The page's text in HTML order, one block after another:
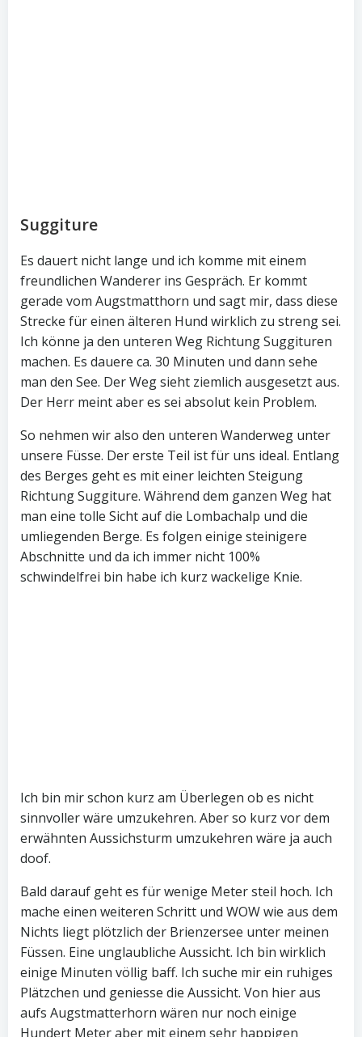
Suggiture
Es dauert nicht lange und ich komme mit einem
freundlichen Wanderer ins Gespräch. Er kommt
gerade vom Augstmatthorn und sagt mir, dass diese
Strecke für einen älteren Hund wirklich zu streng sei.
Ich könne ja den unteren Weg Richtung Suggituren
machen. Es dauere ca. 30 Minuten und dann sehe
man den See. Der Weg sieht ziemlich ausgesetzt aus.
Der Herr meint aber es sei absolut kein Problem.
So nehmen wir also den unteren Wanderweg unter
unsere Füsse. Der erste Teil ist für uns ideal. Entlang
des Berges geht es mit einer leichten Steigung
Richtung Suggiture. Während dem ganzen Weg hat
man eine tolle Sicht auf die Lombachalp und die
umliegenden Berge. Es folgen einige steinigere
Abschnitte und da ich immer nicht 100%
schwindelfrei bin habe ich kurz wackelige Knie.
Ich bin mir schon kurz am Überlegen ob es nicht
sinnvoller wäre umzukehren. Aber so kurz vor dem
erwähnten Aussichsturm umzukehren wäre ja auch
doof.
Bald darauf geht es für wenige Meter steil hoch. Ich
mache einen weiteren Schritt und WOW wie aus dem
Nichts liegt plötzlich der Brienzersee unter meinen
Füssen. Eine unglaubliche Aussicht. Ich bin wirklich
einige Minuten völlig baff. Ich suche mir ein ruhiges
Plätzchen und geniesse die Aussicht. Von hier aus
aufs Augstmatterhorn wären nur noch einige
Hundert Meter aber mit einem sehr happigen